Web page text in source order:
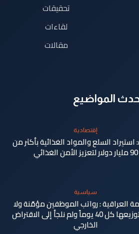
تحقيقات
لقاءات
مقالات
المواضيع
إقتصادية
استيراد السلع والمواد الغذائية بأكثر من
90 مليار دولار لتعزيز الأمن الغذائي
سياسية
العراقية : رواتب الموظفين مؤمّنة ولا
صحة لتوزيعها كل 40 يوماً ولم نلجأ إلى الاقتراض
الخارجي